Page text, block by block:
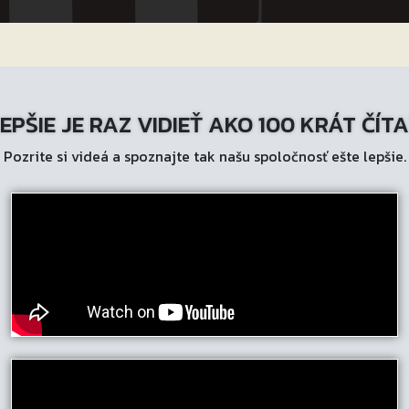
JE RAZ VIDIEŤ AKO 100 KRÁT
Pozrite si videá a spoznajte tak našu spoločnosť ešte lepšie.